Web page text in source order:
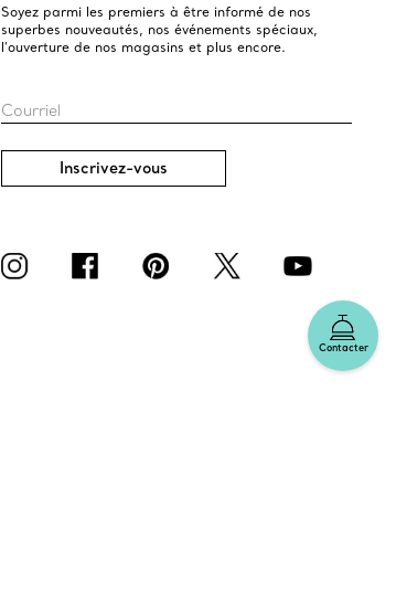
Contacter
Soyez parmi les premiers à être informé de nos
superbes nouveautés, nos événements spéciaux,
l’ouverture de nos magasins et plus encore.
Courriel
Inscrivez-vous